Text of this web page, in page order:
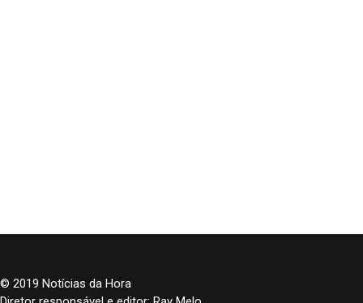
© 2019 Notícias da Hora